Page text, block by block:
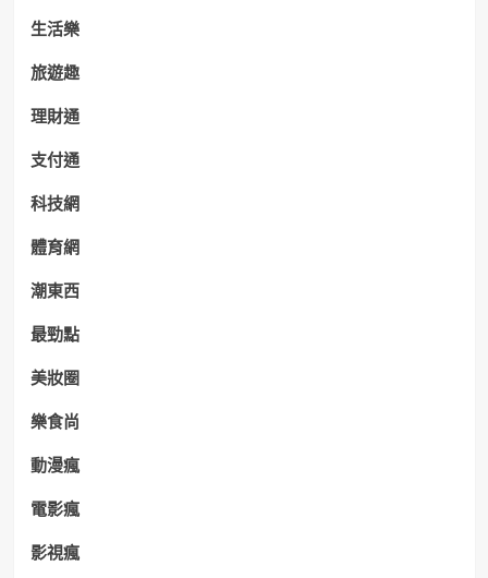
生活樂
旅遊趣
理財通
支付通
科技網
體育網
潮東西
最勁點
美妝圈
樂食尚
動漫瘋
電影瘋
影視瘋